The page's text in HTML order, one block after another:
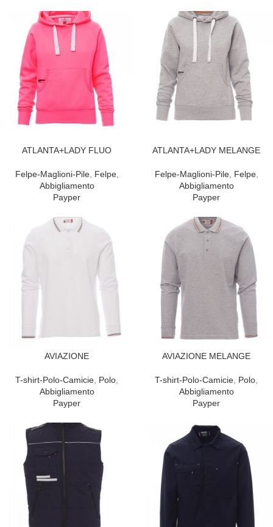
ATLANTA+LADY FLUO
Felpe-Maglioni-Pile, Felpe,
Abbigliamento
Payper
ATLANTA+LADY MELANGE
Felpe-Maglioni-Pile, Felpe,
Abbigliamento
Payper
AVIAZIONE
T-shirt-Polo-Camicie Polo
Abbigliamento
Payper
AVIAZIONE MELANGE
T-shirt-Polo-Camicie Polo
Abbigliamento
Payper